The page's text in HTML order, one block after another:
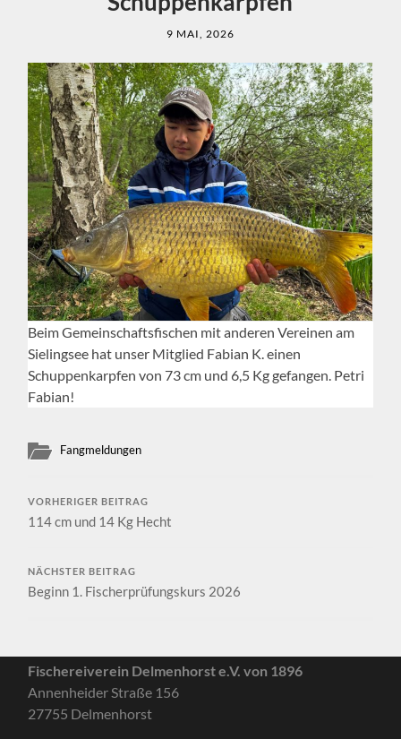
9 MAI, 2026
Beim Gemeinschaftsfischen mit anderen Vereinen am
Sielingsee hat unser Mitglied Fabian K. einen
Schuppenkarpfen von 73 cm und 6,5 Kg gefangen. Petri
Fabian!
Fangmeldungen
VORHERIGER BEITRAG
114 cm und 14 Kg Hecht
NÄCHSTER BEITRAG
Beginn 1. Fischerprüfungskurs 2026
Fischereiverein Delmenhorst e.V. von 1896
Annenheider Straße 156
27755 Delmenhorst